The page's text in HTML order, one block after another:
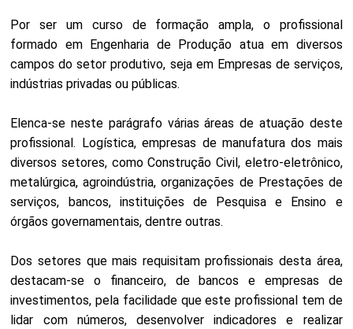
Por ser um curso de formação ampla, o profissional
formado em Engenharia de Produção atua em diversos
campos do setor produtivo, seja em Empresas de serviços,
indústrias privadas ou públicas.
Elenca-se neste parágrafo várias áreas de atuação deste
profissional. Logística, empresas de manufatura dos mais
diversos setores, como Construção Civil, eletro-eletrônico,
metalúrgica, agroindústria, organizações de Prestações de
serviços, bancos, instituições de Pesquisa e Ensino e
órgãos governamentais, dentre outras.
Dos setores que mais requisitam profissionais desta área,
destacam-se o financeiro, de bancos e empresas de
investimentos, pela facilidade que este profissional tem de
lidar com números, desenvolver indicadores e realizar